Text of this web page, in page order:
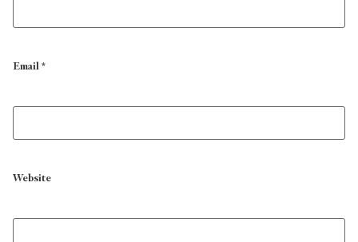
Email*
Website